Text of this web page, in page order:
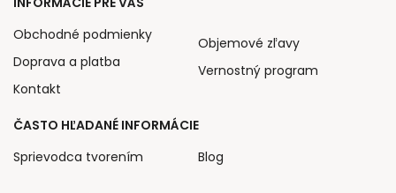
Obchodné podmienky
Doprava a platba
Kontakt
Objemové zľavy
Vernostný program
ČASTO HĽADANÉ INFORMÁCIE
Sprievodca tvorením
Blog